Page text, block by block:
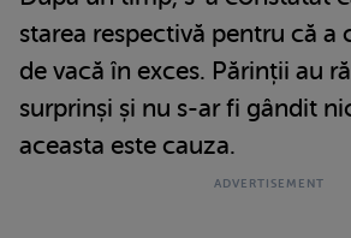
starea respectivă pentru că
de vacă în exces. Părinții au
surprinși și nu s-ar fi gândit
aceasta este cauza.